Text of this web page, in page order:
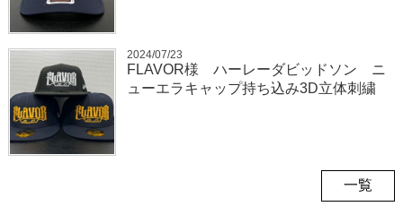
2024/07/23
FLAVOR様 ハーレーダビッドソン ニ
ューエラキャップ持ち込み3D立体刺繍
一覧